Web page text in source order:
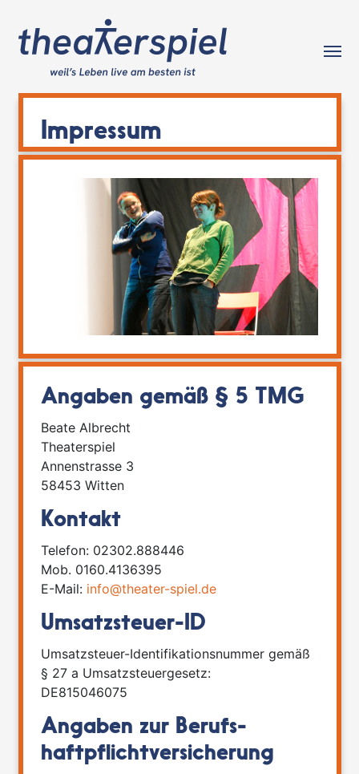
Impressum
Angaben gemäß § 5 TMG
Beate Albrecht
Theaterspiel
Annenstrasse 3
58453 Witten
Kontakt
Telefon: 02302.888446
Mob. 0160.4136395
E-Mail: info@theater-spiel.de
Umsatzsteuer-ID
Umsatzsteuer-Identifikationsnummer gemäß
§ 27 a Umsatzsteuergesetz:
DE815046075
Angaben zur Berufs­
haftpflicht­versicherung